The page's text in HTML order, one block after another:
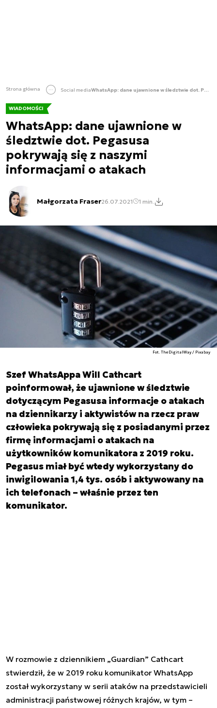
Strona główna Social media WhatsApp: dane ujawnione w śledztwie dot. Pegasusa pokrywają się z naszymi informacjami o atakach
WIADOMOŚCI
WhatsApp: dane ujawnione w
śledztwie dot. Pegasusa
pokrywają się z naszymi
informacjami o atakach
Małgorzata Fraser26.07.2021 1 min.
Fot. TheDigitalWay / Pixabay
Szef WhatsAppa Will Cathcart
poinformował, że ujawnione w śledztwie
dotyczącym Pegasusa informacje o atakach
na dziennikarzy i aktywistów na rzecz praw
człowieka pokrywają się z posiadanymi przez
firmę informacjami o atakach na
użytkowników komunikatora z 2019 roku.
Pegasus miał być wtedy wykorzystany do
inwigilowania 1,4 tys. osób i aktywowany na
ich telefonach – właśnie przez ten
komunikator.
W rozmowie z dziennikiem „Guardian” Cathcart
stwierdził, że w 2019 roku komunikator WhatsApp
został wykorzystany w serii ataków na przedstawicieli
administracji państwowej różnych krajów, w tym –